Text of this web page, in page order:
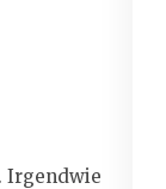
Irgendwie